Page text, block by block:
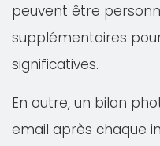
peuvent être
supplémentaires
significatives.
En outre, un bilan
email après chaque